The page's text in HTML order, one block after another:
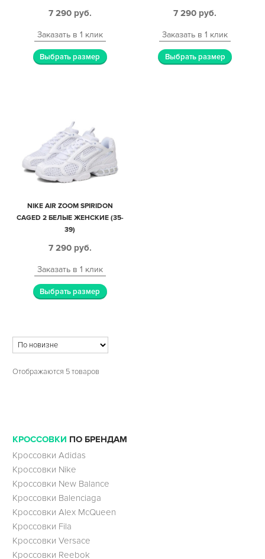
7 290 руб.
Заказать в 1 клик
Выбрать размер
7 290 руб.
Заказать в 1 клик
Выбрать размер
NIKE AIR ZOOM SPIRIDON
CAGED 2 БЕЛЫЕ ЖЕНСКИЕ (35-
39)
7 290 руб.
Заказать в 1 клик
Выбрать размер
Отображаются 5 товаров
КРОССОВКИ ПО БРЕНДАМ
Кроссовки Adidas
Кроссовки Nike
Кроссовки New Balance
Кроссовки Balenciaga
Кроссовки Alex McQueen
Кроссовки Fila
Кроссовки Versace
Кроссовки Reebok